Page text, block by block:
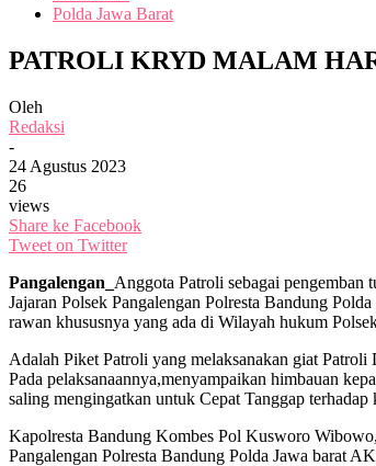
Polda Jawa Barat
PATROLI KRYD MALAM
Oleh
Redaksi
-
24 Agustus 2023
26
views
Share ke Facebook
Tweet on Twitter
Pangalengan_ Anggota Patroli sebagai pengemban
Jajaran Polsek Pangalengan Polresta Bandung
rawan khususnya yang ada di Wilayah hukum
Adalah Piket Patroli yang melaksanakan giat Patroli
Pada pelaksanaannya,menyampaikan himbauan
saling mengingatkan untuk Cepat Tanggap
Kapolresta Bandung Kombes Pol Kusworo
Pangalengan Polresta Bandung Polda Jawa barat